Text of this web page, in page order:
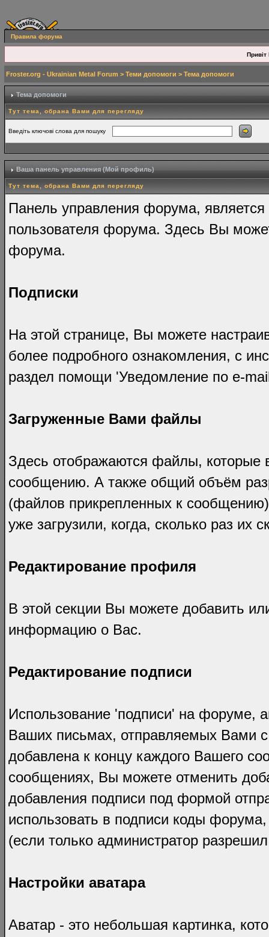
Правила форума
Привіт
Froster.org - Ukrainian Metal Forum > Теми допомоги > Тема допомоги
Тема допомоги
Тут тема, обрана Вами для перегляду
Введіть ключові слова для пошуку
Ваша панель управления (Мой профиль)
Тут тема, обрана Вами для перегляду
Панель управления форума,
пользователя форума. Здесь Вы
форума.
Подписки
На этой странице, Вы можете
более подробного ознакомления, с
раздел помощи 'Уведомление по e-
Загруженные Вами файлы
Здесь отображаются файлы, которые
сообщению. А также общий объём
(файлов прикрепленных к
уже загрузили, когда, сколько раз их
Редактирование профиля
В этой секции Вы можете добавить
информацию о Вас.
Редактирование подписи
Использование 'подписи' на форуме,
Ваших письмах, отправляемых Вами
добавлена к концу каждого Вашего
сообщениях, Вы можете отменить
добавления подписи под формой
использовать в подписи коды
(если только администратор
Настройки аватара
Аватар - это небольшая картинка,